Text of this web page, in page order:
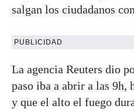
salgan los ciudadanos
PUBLICIDAD
La agencia Reuters dio
paso iba a abrir a las 9h,
y que el alto el fuego